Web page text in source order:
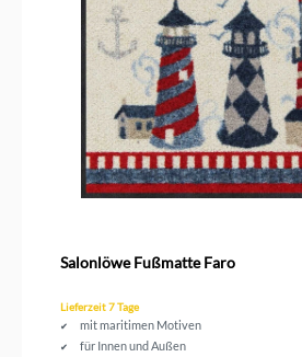
Salonlöwe Fußmatte Faro
Lieferzeit 7 Tage
mit maritimen Motiven
für Innen und Außen